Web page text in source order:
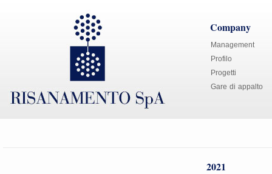
Company
Management
Profilo
Progetti
Gare di appalto
2021